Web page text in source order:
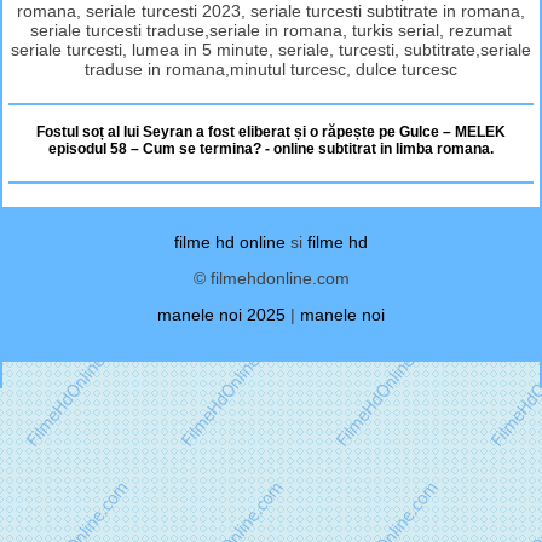
romana, seriale turcesti 2023, seriale turcesti subtitrate in romana,
seriale turcesti traduse,seriale in romana, turkis serial, rezumat
seriale turcesti, lumea in 5 minute, seriale, turcesti, subtitrate,seriale
traduse in romana,minutul turcesc, dulce turcesc
Fostul soț al lui Seyran a fost eliberat și o răpește pe Gulce – MELEK
episodul 58 – Cum se termina? - online subtitrat in limba romana.
filme hd online si filme hd
© filmehdonline.com
manele noi 2025 | manele noi